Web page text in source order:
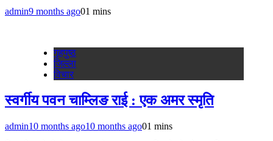
admin9 months ago01 mins
गृहपुष्‍ठ
जिल्ला
विचार
स्वर्गीय पवन चाम्लिङ राई : एक अमर स्मृति
admin10 months ago10 months ago01 mins